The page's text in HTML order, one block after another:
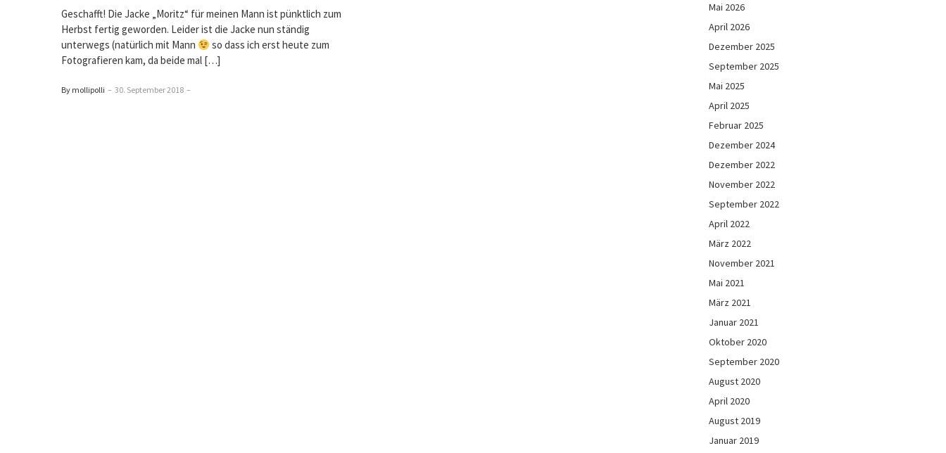
Geschafft! Die Jacke „Moritz“ für meinen Mann ist pünktlich zum
Herbst fertig geworden. Leider ist die Jacke nun ständig
unterwegs (natürlich mit Mann
so dass ich erst heute zum
Fotografieren kam, da beide mal […]
By mollipolli – 30. September 2018 –
Mai 2026
April 2026
Dezember 2025
September 2025
Mai 2025
April 2025
Februar 2025
Dezember 2024
Dezember 2022
November 2022
September 2022
April 2022
März 2022
November 2021
Mai 2021
März 2021
Januar 2021
Oktober 2020
September 2020
August 2020
April 2020
August 2019
Januar 2019